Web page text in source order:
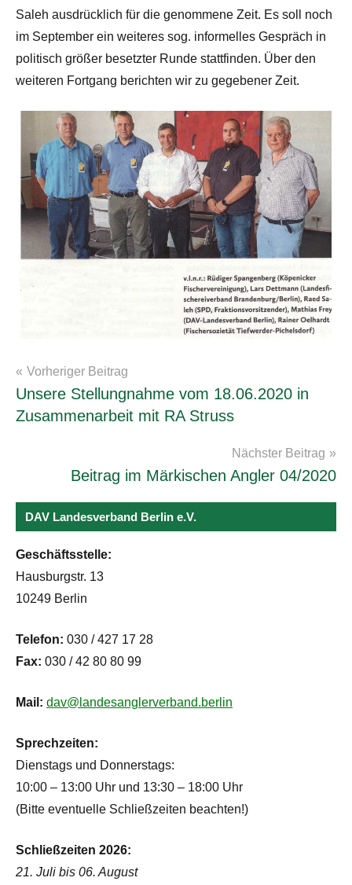
Saleh ausdrücklich für die genommene Zeit. Es soll noch
im September ein weiteres sog. informelles Gespräch in
politisch größer besetzter Runde stattfinden. Über den
weiteren Fortgang berichten wir zu gegebener Zeit.
LFischO
Beitragsnavigation
Vorheriger Beitrag
Unsere Stellungnahme vom 18.06.2020 in
Zusammenarbeit mit RA Struss
Nächster Beitrag
Beitrag im Märkischen Angler 04/2020
DAV Landesverband Berlin e.V.
Geschäftsstelle:
Hausburgstr. 13
10249 Berlin
Telefon: 030 / 427 17 28
Fax: 030 / 42 80 80 99
Mail: dav@landesanglerverband.berlin
Sprechzeiten:
Dienstags und Donnerstags:
10:00 – 13:00 Uhr und 13:30 – 18:00 Uhr
(Bitte eventuelle Schließzeiten beachten!)
Schließzeiten 2026:
21. Juli bis 06. August